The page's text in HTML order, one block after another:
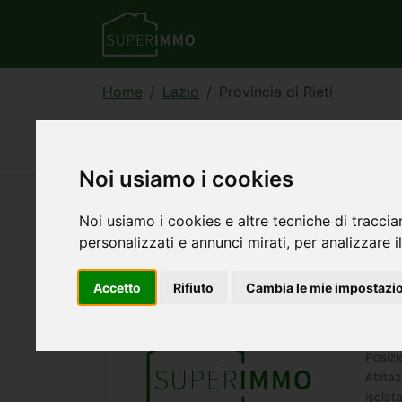
Noi usiamo i cookies
Noi usiamo i cookies e altre tecniche di
personalizzati e annunci mirati, per
Accetto Rifiuto Cambia le mie
Home Lazio Provincia di Rieti
197annunci — 1–30 visualizzati